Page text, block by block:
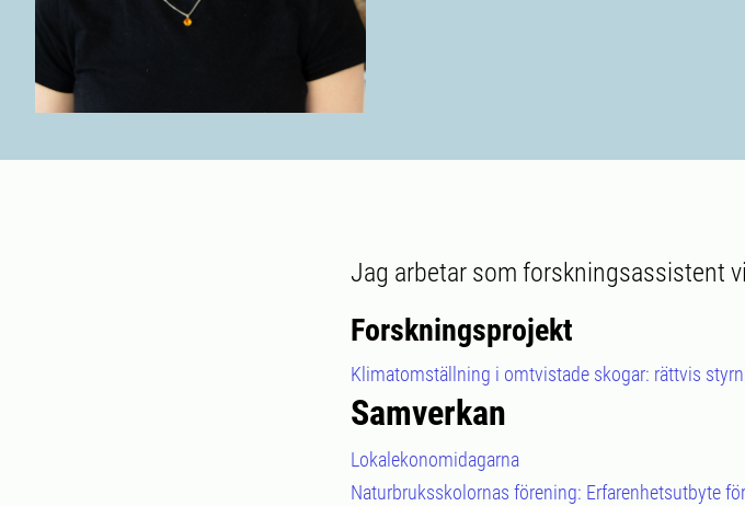
Jag arbetar som forskningsassistent
Forskningsprojekt
Klimatomställning i omtvistade skogar: rättvis
Samverkan
Lokalekonomidagarna
Naturbruksskolornas förening: Erfarenhetsutbyte